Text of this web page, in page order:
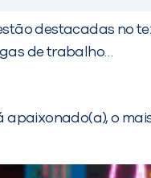
destacadas no
de trabalho…
apaixonado(a), o